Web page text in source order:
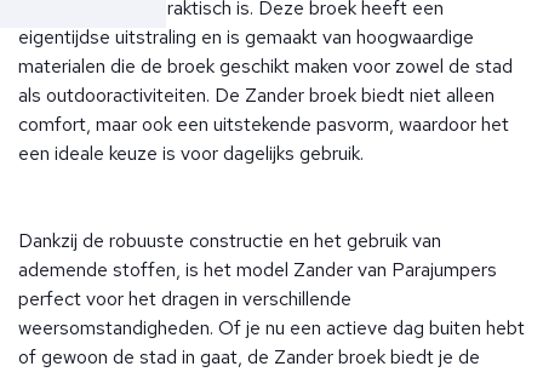
zowel stijlvol als praktisch is. Deze broek heeft een
eigentijdse uitstraling en is gemaakt van hoogwaardige
materialen die de broek geschikt maken voor zowel de stad
als outdooractiviteiten. De Zander broek biedt niet alleen
comfort, maar ook een uitstekende pasvorm, waardoor het
een ideale keuze is voor dagelijks gebruik.
Dankzij de robuuste constructie en het gebruik van
ademende stoffen, is het model Zander van Parajumpers
perfect voor het dragen in verschillende
weersomstandigheden. Of je nu een actieve dag buiten hebt
of gewoon de stad in gaat, de Zander broek biedt je de